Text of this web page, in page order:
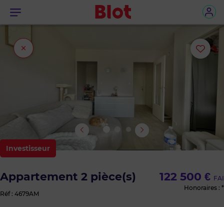
Menu
Fermer
l'onglet
bien
Investisseur
Appartement 2 pièce(s)
Réf : 4679AM
122 500 € FAI
Honoraires : *